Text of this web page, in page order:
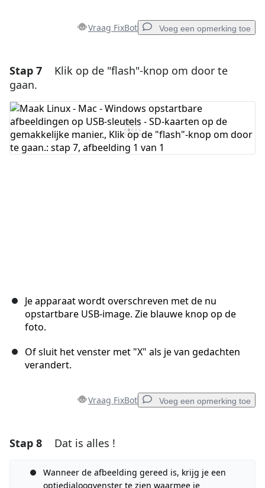
Vraag FixBot Voeg een opmerking toe
Voeg een opmerking toe
Voeg opmerking toe
Annuleren
Stap 7
Klik op de "flash"-knop om door te
gaan.
Je apparaat wordt overschreven met de nu
opstartbare USB-image. Zie blauwe knop op de
foto.
Of sluit het venster met "X" als je van gedachten
verandert.
Vraag FixBot Voeg een opmerking toe
Voeg een opmerking toe
Voeg opmerking toe
Stap 8 Dat is alles !
Wanneer de afbeelding gereed is, krijg je een
optiedialoogvenster te zien waarmee je